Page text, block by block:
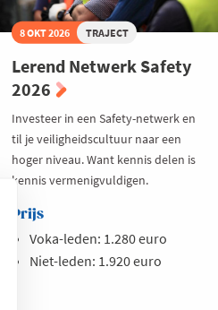
8 OKT 2026 TRAJECT
Lerend Netwerk Safety
2026
Investeer in een Safety-netwerk en
til je veiligheidscultuur naar een
hoger niveau. Want kennis delen is
kennis vermenigvuldigen.
Prijs
Voka-leden: 1.280 euro
Niet-leden: 1.920 euro